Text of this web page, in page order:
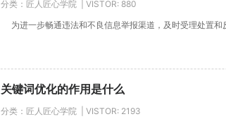
分类：匠人匠心学院 | VISTOR: 880
为进一步畅通违法和不良信息举报渠道，及时受理处置
关键词优化的作用是什么
分类：匠人匠心学院 | VISTOR: 2193